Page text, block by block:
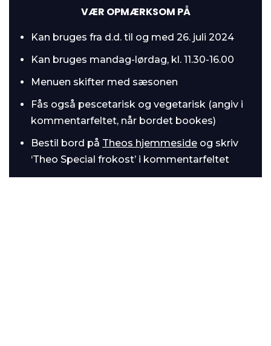
VÆR OPMÆRKSOM PÅ
Kan bruges fra d.d. til og med 26. juli 2024
Kan bruges mandag-lørdag, kl. 11.30-16.00
Menuen skifter med sæsonen
Fås også pescetarisk og vegetarisk (angiv i
kommentarfeltet, når bordet bookes)
Bestil bord på Theos hjemmeside og skriv
‘Theo Special frokost’ i kommentarfeltet